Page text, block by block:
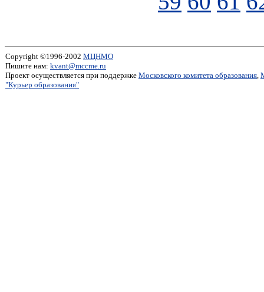
Copyright ©1996-2002 МЦНМО
Пишите нам: kvant@mccme.ru
Проект осуществляется при поддержке Московского комитета образования,
"Курьер образования"